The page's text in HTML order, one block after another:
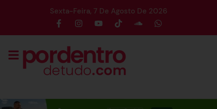
Sexta-Feira, 7 De Agosto De 2026